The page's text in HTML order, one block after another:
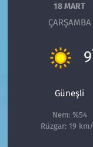
18 MART
ÇARŞAMBA
9
Güneşli
Nem: %54
Rüzgar: 19